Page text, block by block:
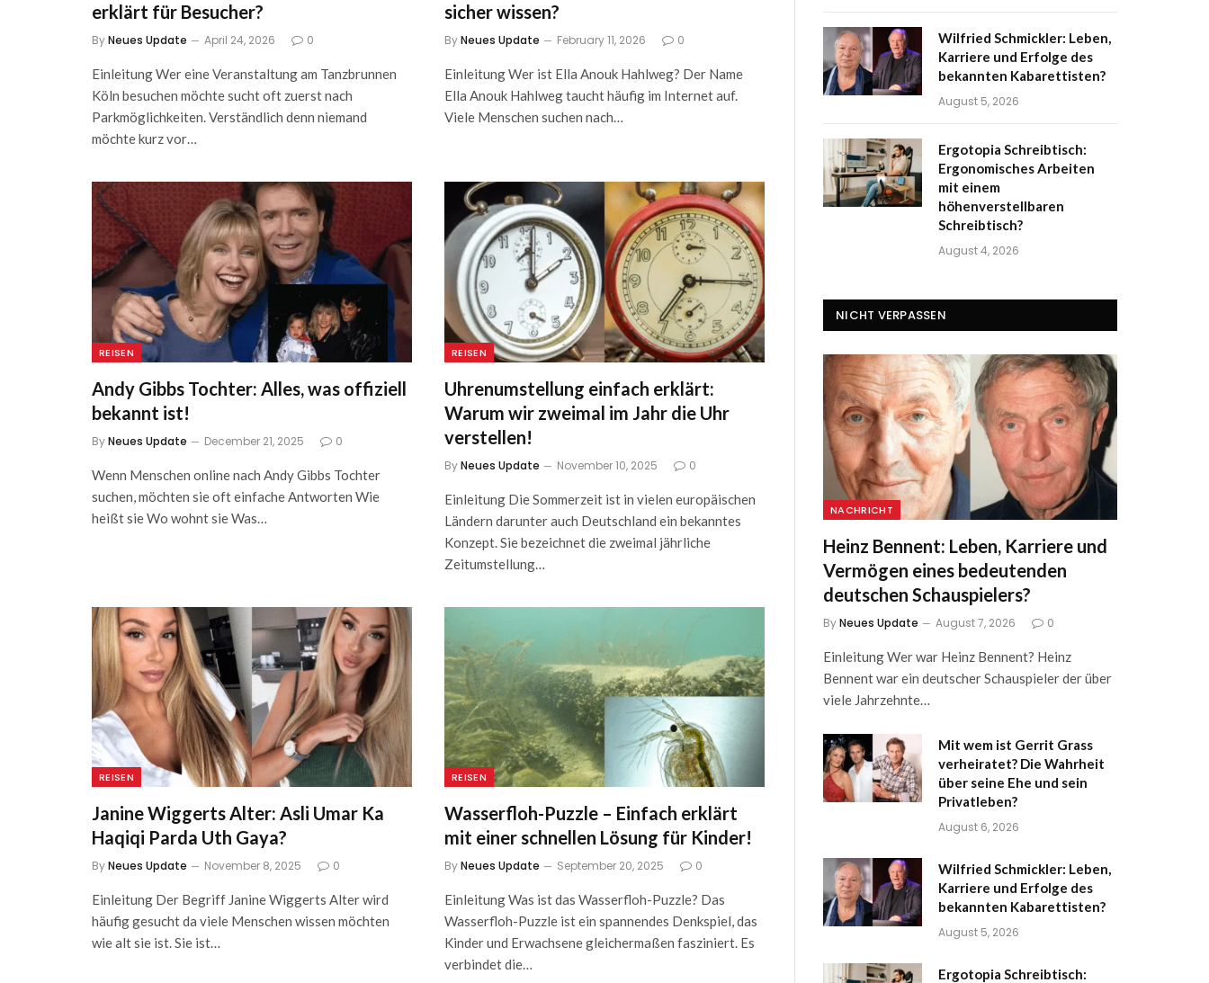
erklärt für Besucher?
ByNeues Update April 24, 2026 0
Einleitung Wer eine Veranstaltung am Tanzbrunnen
Köln besuchen möchte sucht oft zuerst nach
Parkmöglichkeiten. Verständlich denn niemand
möchte kurz vor…
sicher wissen?
ByNeues Update February 11, 2026 0
Einleitung Wer ist Ella Anouk Hahlweg? Der Name
Ella Anouk Hahlweg taucht häufig im Internet auf.
Viele Menschen suchen nach…
REISEN
Andy Gibbs Tochter: Alles, was offiziell
bekannt ist!
ByNeues Update December 21, 2025 0
Wenn Menschen online nach Andy Gibbs Tochter
suchen, möchten sie oft einfache Antworten Wie
heißt sie Wo wohnt sie Was…
REISEN
Uhrenumstellung einfach erklärt:
Warum wir zweimal im Jahr die Uhr
verstellen!
ByNeues Update November 10, 2025 0
Einleitung Die Sommerzeit ist in vielen europäischen
Ländern darunter auch Deutschland ein bekanntes
Konzept. Sie bezeichnet die zweimal jährliche
Zeitumstellung…
REISEN
Janine Wiggerts Alter: Asli Umar Ka
Haqiqi Parda Uth Gaya?
ByNeues Update November 8, 2025 0
Einleitung Der Begriff Janine Wiggerts Alter wird
häufig gesucht da viele Menschen wissen möchten
wie alt sie ist. Sie ist…
REISEN
Wasserfloh-Puzzle – Einfach erklärt
mit einer schnellen Lösung für Kinder!
ByNeues Update September 20, 2025 0
Einleitung Was ist das Wasserfloh-Puzzle? Das
Wasserfloh-Puzzle ist ein spannendes Denkspiel, das
Kinder und Erwachsene gleichermaßen fasziniert. Es
verbindet die…
Wilfried Schmickler: Leben,
Karriere und Erfolge des
bekannten Kabarettisten?
August 5, 2026
Ergotopia Schreibtisch:
Ergonomisches Arbeiten
mit einem
höhenverstellbaren
Schreibtisch?
August 4, 2026
NICHT VERPASSEN
NACHRICHT
Heinz Bennent: Leben, Karriere und
Vermögen eines bedeutenden
deutschen Schauspielers?
ByNeues Update August 7, 2026 0
Einleitung Wer war Heinz Bennent? Heinz
Bennent war ein deutscher Schauspieler der über
viele Jahrzehnte…
Mit wem ist Gerrit Grass
verheiratet? Die Wahrheit
über seine Ehe und sein
Privatleben?
August 6, 2026
Wilfried Schmickler: Leben,
Karriere und Erfolge des
bekannten Kabarettisten?
August 5, 2026
Ergotopia Schreibtisch: